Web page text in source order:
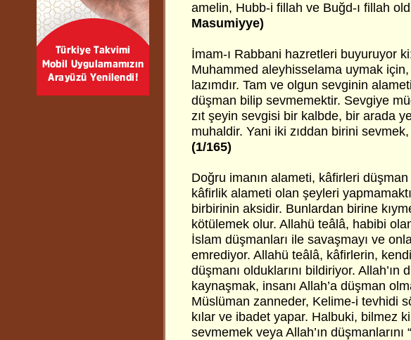
amelin, Hubb-i fillah ve Buğd-ı fillah
Masumiyye)
İmam-ı Rabbani hazretleri buyuruyor
Muhammed aleyhisselama uymak
lazımdır. Tam ve olgun sevginin
düşman bilip sevmemektir. Sevgiye
zıt şeyin sevgisi bir kalbde, bir arada
muhaldir. Yani iki zıddan birini
(1/165)
Doğru imanın alameti, kâfirleri
kâfirlik alameti olan şeyleri
birbirinin aksidir. Bunlardan birine
kötülemek olur. Allahü teâlâ, habibi
İslam düşmanları ile savaşmayı ve
emrediyor. Allahü teâlâ, kâfirlerin,
düşmanı olduklarını bildiriyor.
kaynaşmak, insanı Allah’a düşman
Müslüman zanneder, Kelime-i tevhidi
kılar ve ibadet yapar. Halbuki, bilmez
sevmemek veya Allah’ın